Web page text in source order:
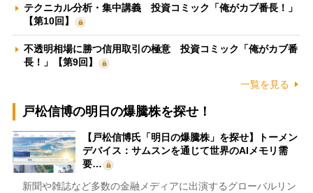
テクニカル分析・集中講義 投資コミック「俺がカブ番長！」
【第10回】
不透明相場に勝つ信用取引の極意 投資コミック「俺がカブ番
長！」【第9回】
一覧を見る
戸松信博の明日の爆騰株を探せ！
【戸松信博氏「明日の爆騰株」を探せ】トーメン
デバイス：サムスンを通じて世界のAIメモリ需
要…
新聞や雑誌など多数の金融メディアに出演するグローバルリン